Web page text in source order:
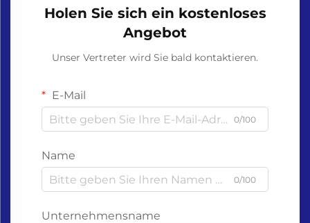
Holen Sie sich ein kostenloses
Angebot
Unser Vertreter wird Sie bald kontaktieren.
E-Mail
0/100
Name
0/100
Unternehmensname